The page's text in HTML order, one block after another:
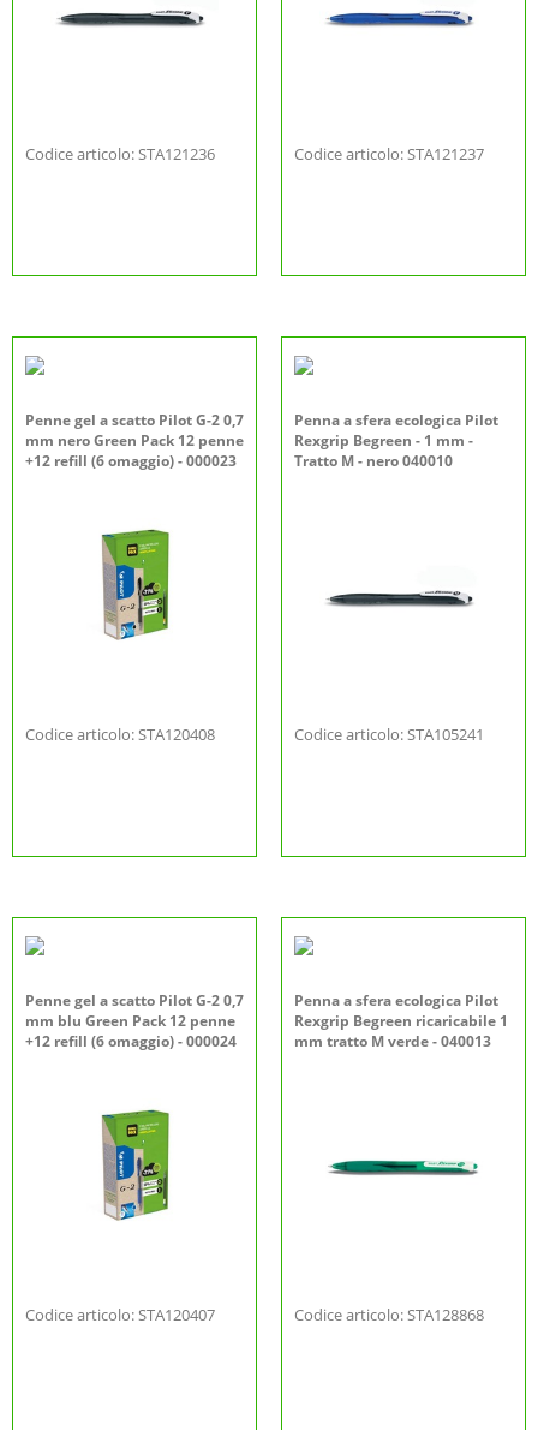
Codice articolo: STA121236 Codice articolo: STA121237
Penne gel a scatto Pilot G-2 0,7
mm nero Green Pack 12 penne
+12 refill (6 omaggio) - 000023
Codice articolo: STA120408
Penna a sfera ecologica Pilot
Rexgrip Begreen - 1 mm -
Tratto M - nero 040010
Codice articolo: STA105241
Penne gel a scatto Pilot G-2 0,7
mm blu Green Pack 12 penne
+12 refill (6 omaggio) - 000024
Codice articolo: STA120407
Penna a sfera ecologica Pilot
Rexgrip Begreen ricaricabile 1
mm tratto M verde - 040013
Codice articolo: STA128868